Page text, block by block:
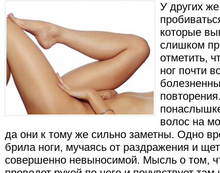
У других
которые
слишком
отметить,
ног почти
волос на
да они к тому же сильно заметны. Одно
брила ноги, мучаясь от раздражения и
совершенно невыносимой. Мысль о том,